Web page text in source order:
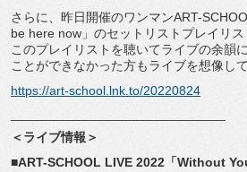
さらに、昨日開催のワンマンART-
be here now」のセットリストプレイリス
このプレイリストを聴いてライブの余韻に
ことができなかった方もライブを想像し
https://art-school.lnk.to/20220824
＜ライブ情報＞
■ART-SCHOOL LIVE 2022「Without